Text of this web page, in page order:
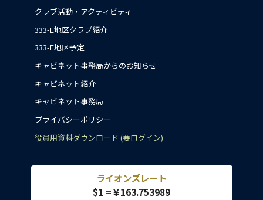
クラブ活動・アクティビティ
333-E地区クラブ紹介
333-E地区予定
キャビネット事務局からのお知らせ
キャビネット紹介
キャビネット事務局
プライバシーポリシー
役員用資料ダウンロード (要ログイン)
ライオンズレート
$1 =￥163.753989